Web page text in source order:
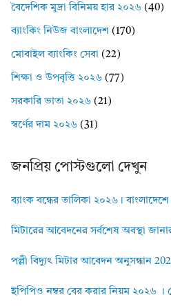
বৈদেশিক মুদ্রা বিনিময় হার ২০২৬ (40)
ব্যাংকিং নিউজ বাংলাদেশ (170)
মোবাইল ব্যাংকিং সেবা (22)
শিক্ষা ও উপবৃত্তি ২০২৬ (77)
সরকারি ভাতা ২০২৬ (21)
স্বর্ণের দাম ২০২৬ (31)
জনপ্রিয় পোস্টগুলো দেখুন
ব্যাংক বন্ধের তালিকা ২০২৬।
মিটারের আবেদনের সর্বশেষ অবস্থা
পল্লী বিদ্যুৎ মিটার আবেদন অনুসন্ধান
ইপিপিও নম্বর বের করার নিয়ম ২০২৬ ।